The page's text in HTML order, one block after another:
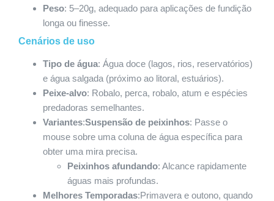
Peso: 5–20g, adequado para aplicações de fundição
longa ou finesse.
Cenários de uso
Tipo de água: Água doce (lagos, rios, reservatórios)
e água salgada (próximo ao litoral, estuários).
Peixe-alvo: Robalo, perca, robalo, atum e espécies
predadoras semelhantes.
Variantes:Suspensão de peixinhos: Passe o
mouse sobre uma coluna de água específica para
obter uma mira precisa.
Peixinhos afundando: Alcance rapidamente
águas mais profundas.
Melhores Temporadas:Primavera e outono, quando